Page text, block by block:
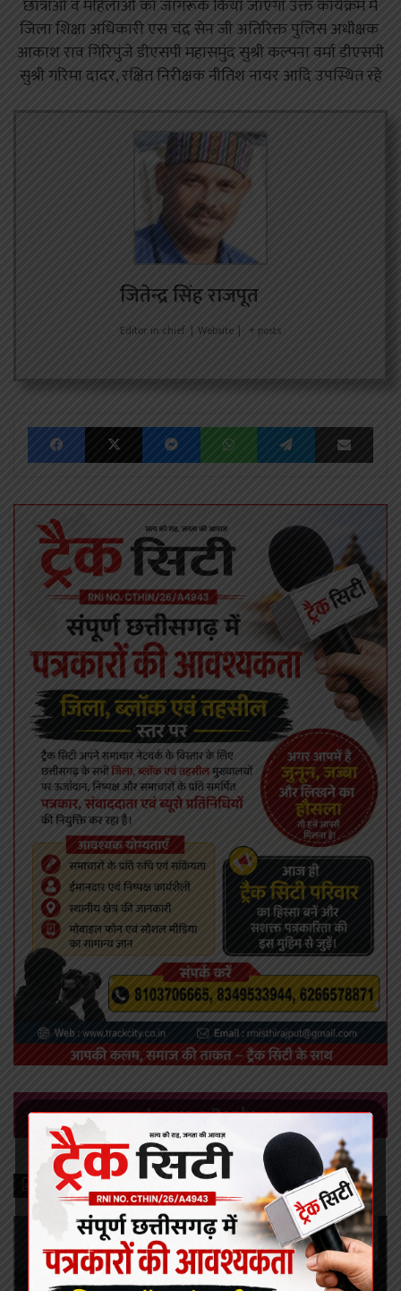
छात्राओं व महिलाओं को जागरूक किया जाएगा उक्त कार्यक्रम में
जिला शिक्षा अधिकारी एस चंद्र सेन जी अतिरिक्त पुलिस अधीक्षक
आकाश राव गिरिपुंजे डीएसपी महासमुंद सुश्री कल्पना वर्मा डीएसपी
सुश्री गरिमा दादर, रक्षित निरीक्षक नीतिश नायर आदि उपस्थित रहे
जितेन्द्र सिंह राजपूत
Editor in chief | Website | + posts
FacebookX MessengerWhatsAppTelegram Share via Email
Leave a Reply
Recent Posts